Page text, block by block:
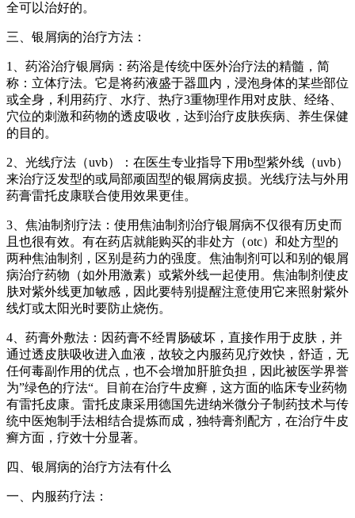
全可以治好的。
三、银屑病的治疗方法：
1、药浴治疗银屑病：药浴是传统中医外治疗法的精髓，简
称：立体疗法。它是将药液盛于器皿内，浸泡身体的某些部位
或全身，利用药疗、水疗、热疗3重物理作用对皮肤、经络、
穴位的刺激和药物的透皮吸收，达到治疗皮肤疾病、养生保健
的目的。
2、光线疗法（uvb）：在医生专业指导下用b型紫外线（uvb）
来治疗泛发型的或局部顽固型的银屑病皮损。光线疗法与外用
药膏雷托皮康联合使用效果更佳。
3、焦油制剂疗法：使用焦油制剂治疗银屑病不仅很有历史而
且也很有效。有在药店就能购买的非处方（otc）和处方型的
两种焦油制剂，区别是药力的强度。焦油制剂可以和别的银屑
病治疗药物（如外用激素）或紫外线一起使用。焦油制剂使皮
肤对紫外线更加敏感，因此要特别提醒注意使用它来照射紫外
线灯或太阳光时要防止烧伤。
4、药膏外敷法：因药膏不经胃肠破坏，直接作用于皮肤，并
通过透皮肤吸收进入血液，故较之内服药见疗效快，舒适，无
任何毒副作用的优点，也不会增加肝脏负担，因此被医学界誉
为”绿色的疗法“。目前在治疗牛皮癣，这方面的临床专业药物
有雷托皮康。雷托皮康采用德国先进纳米微分子制药技术与传
统中医炮制手法相结合提炼而成，独特膏剂配方，在治疗牛皮
癣方面，疗效十分显著。
四、银屑病的治疗方法有什么
一、内服药疗法：